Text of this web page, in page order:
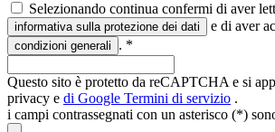
Selezionando continua confermi di aver
informativa sulla protezione dei dati e di aver
condizioni generali . *
Questo sito è protetto da reCAPTCHA e si
privacy e di Google Termini di servizio .
i campi contrassegnati con un asterisco (*)